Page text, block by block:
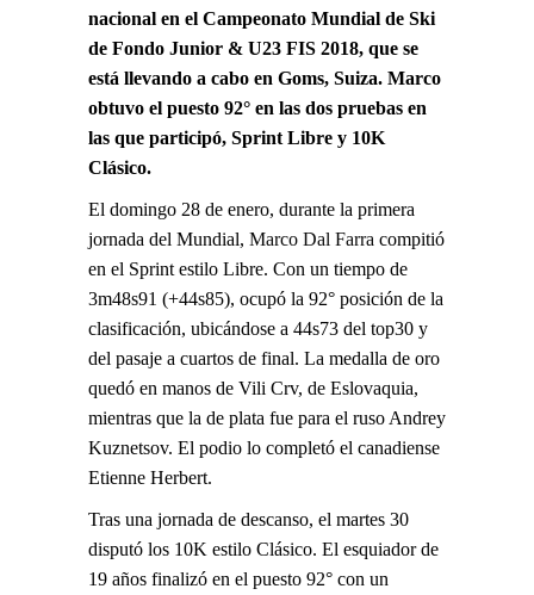
nacional en el Campeonato Mundial de Ski
de Fondo Junior & U23 FIS 2018, que se
está llevando a cabo en Goms, Suiza. Marco
obtuvo el puesto 92° en las dos pruebas en
las que participó, Sprint Libre y 10K
Clásico.
El domingo 28 de enero, durante la primera
jornada del Mundial, Marco Dal Farra compitió
en el Sprint estilo Libre. Con un tiempo de
3m48s91 (+44s85), ocupó la 92° posición de la
clasificación, ubicándose a 44s73 del top30 y
del pasaje a cuartos de final. La medalla de oro
quedó en manos de Vili Crv, de Eslovaquia,
mientras que la de plata fue para el ruso Andrey
Kuznetsov. El podio lo completó el canadiense
Etienne Herbert.
Tras una jornada de descanso, el martes 30
disputó los 10K estilo Clásico. El esquiador de
19 años finalizó en el puesto 92° con un